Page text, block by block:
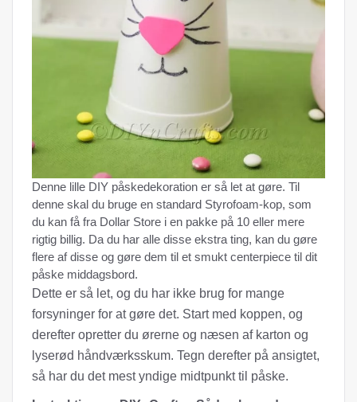
Denne lille DIY påskedekoration er så let at gøre. Til
denne skal du bruge en standard Styrofoam-kop, som
du kan få fra Dollar Store i en pakke på 10 eller mere
rigtig billig. Da du har alle disse ekstra ting, kan du gøre
flere af disse og gøre dem til et smukt centerpiece til dit
påske middagsbord.
Dette er så let, og du har ikke brug for mange
forsyninger for at gøre det. Start med koppen, og
derefter opretter du ørerne og næsen af ​​karton og
lyserød håndværksskum. Tegn derefter på ansigtet,
så har du det mest yndige midtpunkt til påske.